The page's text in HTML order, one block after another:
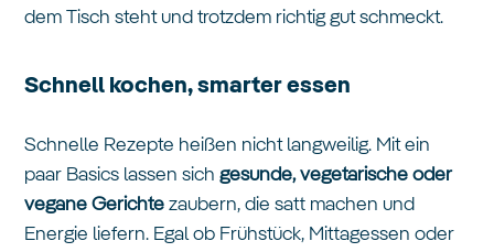
dem Tisch steht und trotzdem richtig gut schmeckt.
Schnell kochen, smarter essen
Schnelle Rezepte heißen nicht langweilig. Mit ein
paar Basics lassen sichgesunde, vegetarische oder
vegane Gerichte zaubern, die satt machen und
Energie liefern. Egal ob Frühstück, Mittagessen oder